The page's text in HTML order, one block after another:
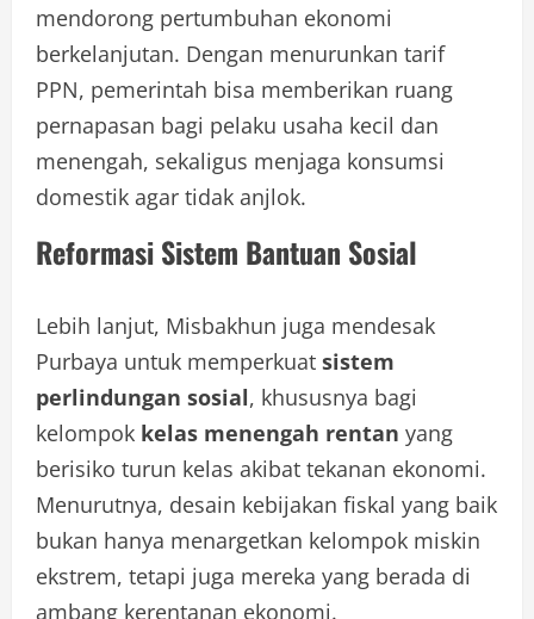
mendorong pertumbuhan ekonomi
berkelanjutan. Dengan menurunkan tarif
PPN, pemerintah bisa memberikan ruang
pernapasan bagi pelaku usaha kecil dan
menengah, sekaligus menjaga konsumsi
domestik agar tidak anjlok.
Reformasi Sistem Bantuan Sosial
Lebih lanjut, Misbakhun juga mendesak
Purbaya untuk memperkuat sistem
perlindungan sosial, khususnya bagi
kelompok kelas menengah rentan yang
berisiko turun kelas akibat tekanan ekonomi.
Menurutnya, desain kebijakan fiskal yang baik
bukan hanya menargetkan kelompok miskin
ekstrem, tetapi juga mereka yang berada di
ambang kerentanan ekonomi.